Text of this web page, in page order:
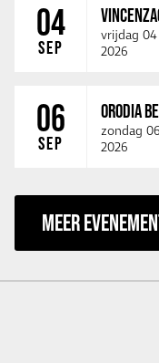
04
SEP
vrijdag
2026
06
SEP
ORODIA BE
zondag
2026
MEER